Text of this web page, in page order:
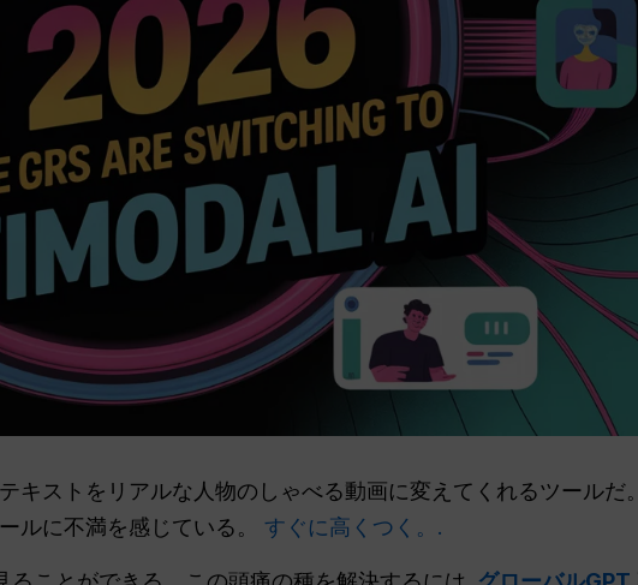
キストをリアルな人物のしゃべる動画に変えてくれるツールだ
ルに不満を感じている。 すぐに高くつく。.